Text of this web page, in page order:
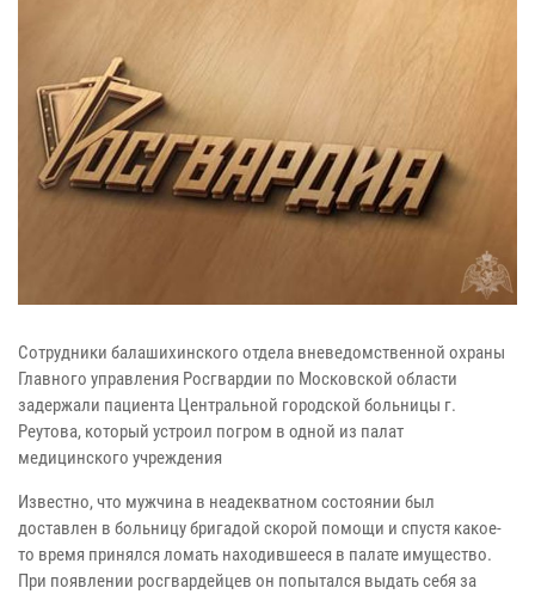
Сотрудники балашихинского отдела вневедомственной охраны
Главного управления Росгвардии по Московской области
задержали пациента Центральной городской больницы г.
Реутова, который устроил погром в одной из палат
медицинского учреждения
Известно, что мужчина в неадекватном состоянии был
доставлен в больницу бригадой скорой помощи и спустя какое-
то время принялся ломать находившееся в палате имущество.
При появлении росгвардейцев он попытался выдать себя за